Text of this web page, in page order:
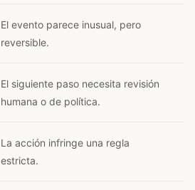
El evento parece inusual, pero
reversible.
El siguiente paso necesita revisión
humana o de política.
La acción infringe una regla
estricta.